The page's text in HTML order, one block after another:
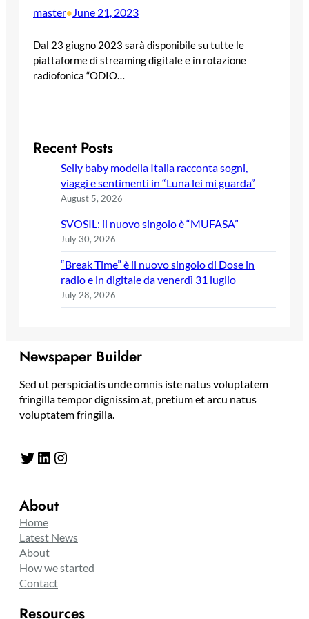
master•June 21, 2023
Dal 23 giugno 2023 sarà disponibile su tutte le
piattaforme di streaming digitale e in rotazione
radiofonica “ODIO…
Recent Posts
Selly baby modella Italia racconta sogni,
viaggi e sentimenti in “Luna lei mi guarda”
August 5, 2026
SVOSIL: il nuovo singolo è “MUFASA”
July 30, 2026
“Break Time” è il nuovo singolo di Dose in
radio e in digitale da venerdì 31 luglio
July 28, 2026
Newspaper Builder
Sed ut perspiciatis unde omnis iste natus voluptatem
fringilla tempor dignissim at, pretium et arcu natus
voluptatem fringilla.
Twitter LinkedIn Instagram
About
Home
Latest News
About
How we started
Contact
Resources